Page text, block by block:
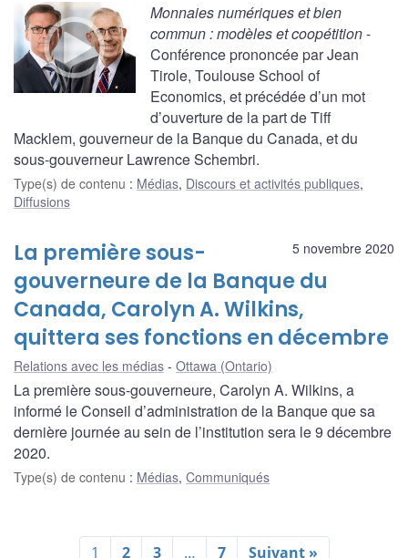
Monnaies numériques et bien
commun : modèles et coopétition-
Conférence prononcée par Jean
Tirole, Toulouse School of
Economics, et précédée d’un mot
d’ouverture de la part de Tiff
Macklem, gouverneur de la Banque du Canada, et du
sous-gouverneur Lawrence Schembri.
Type(s) de contenu : Médias, Discours et activités publiques,
Diffusions
5 novembre 2020
La première sous-
gouverneure de la Banque du
Canada, Carolyn A. Wilkins,
quittera ses fonctions en décembre
Relations avec les médias Ottawa (Ontario)
La première sous-gouverneure, Carolyn A. Wilkins, a
informé le Conseil d’administration de la Banque que sa
dernière journée au sein de l’institution sera le 9 décembre
2020.
Type(s) de contenu : Médias, Communiqués
1 2 3 … 7 Suivant »